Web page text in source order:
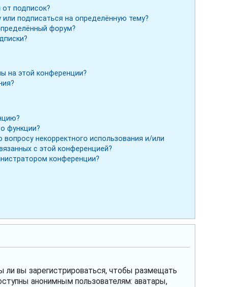
подписок?
или подписаться на определённую тему?
форум?
на этой конференции?
функции?
некорректного использования и/или
с этой конференцией?
конференции?
ли вы зарегистрироваться, чтобы размещать
анонимным пользователям: аватары,